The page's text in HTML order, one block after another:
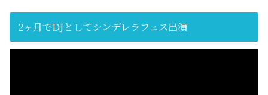
2ヶ月でDJとしてシンデレラフェス出演